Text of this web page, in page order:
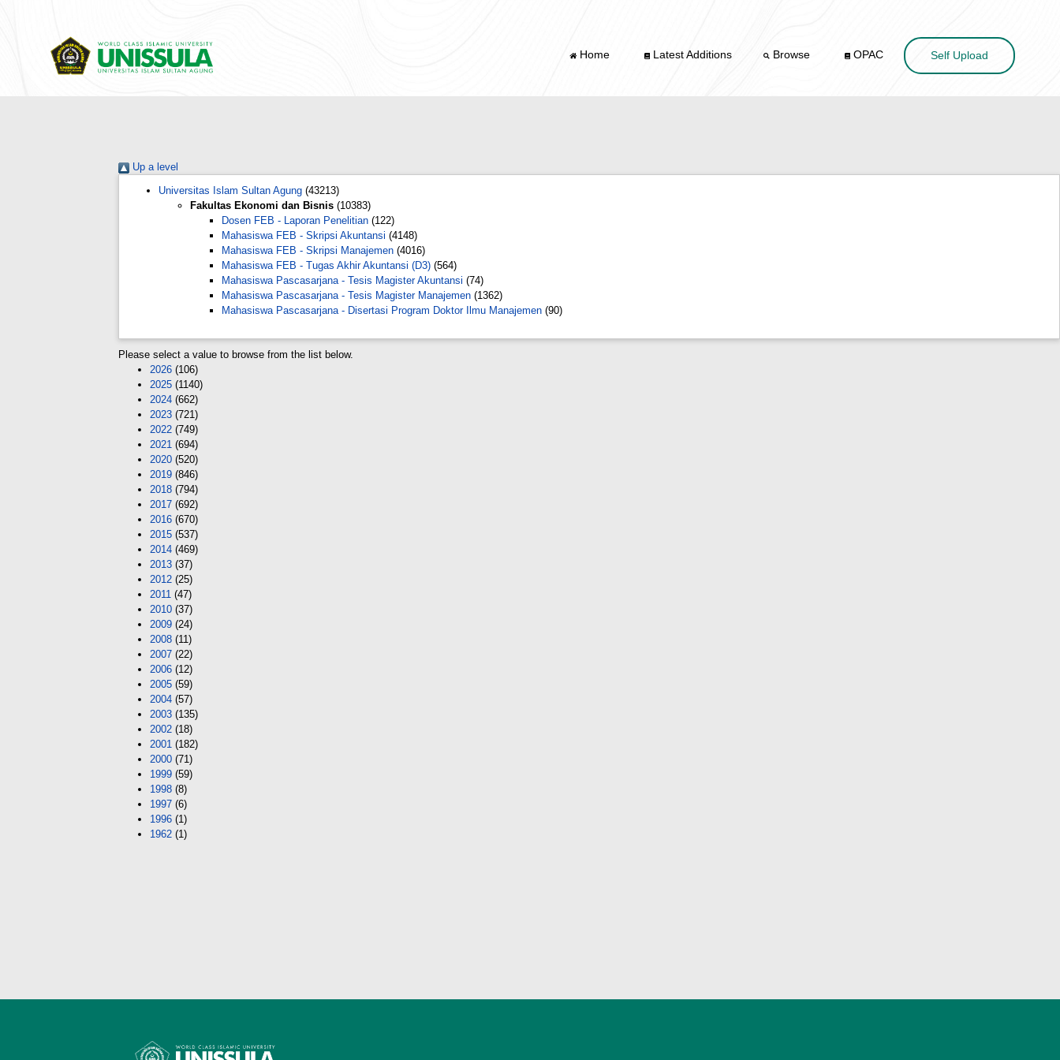
Home Latest Additions Browse OPAC Self Upload
Up a level
Universitas Islam Sultan Agung (43213)
Fakultas Ekonomi dan Bisnis (10383)
Dosen FEB - Laporan Penelitian (122)
Mahasiswa FEB - Skripsi Akuntansi (4148)
Mahasiswa FEB - Skripsi Manajemen (4016)
Mahasiswa FEB - Tugas Akhir Akuntansi (D3) (564)
Mahasiswa Pascasarjana - Tesis Magister Akuntansi (74)
Mahasiswa Pascasarjana - Tesis Magister Manajemen (1362)
Mahasiswa Pascasarjana - Disertasi Program Doktor Ilmu Manajemen (90)
Please select a value to browse from the list below.
2026 (106)
2025 (1140)
2024 (662)
2023 (721)
2022 (749)
2021 (694)
2020 (520)
2019 (846)
2018 (794)
2017 (692)
2016 (670)
2015 (537)
2014 (469)
2013 (37)
2012 (25)
2011 (47)
2010 (37)
2009 (24)
2008 (11)
2007 (22)
2006 (12)
2005 (59)
2004 (57)
2003 (135)
2002 (18)
2001 (182)
2000 (71)
1999 (59)
1998 (8)
1997 (6)
1996 (1)
1962 (1)